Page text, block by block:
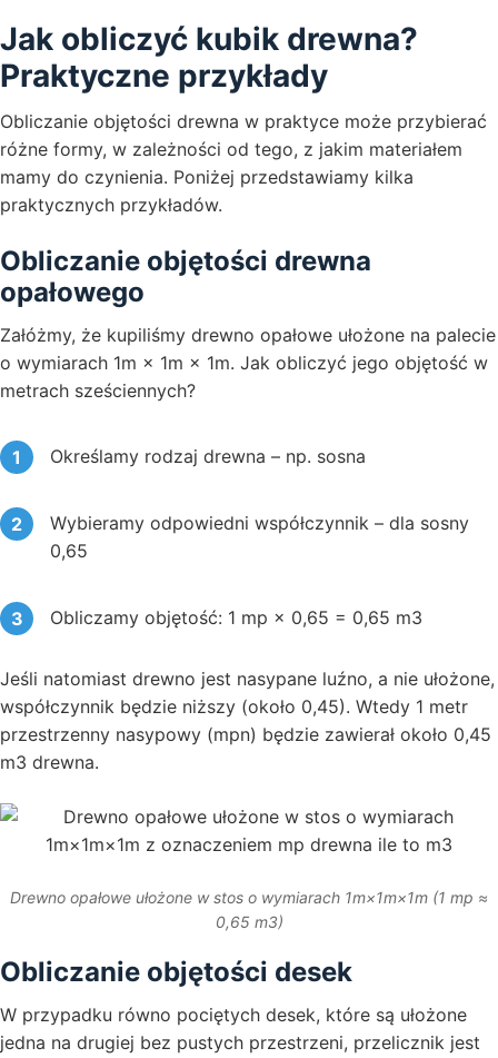
Jak obliczyć kubik drewna?
Praktyczne przykłady
Obliczanie objętości drewna w praktyce może przybierać
różne formy, w zależności od tego, z jakim materiałem
mamy do czynienia. Poniżej przedstawiamy kilka
praktycznych przykładów.
Obliczanie objętości drewna
opałowego
Załóżmy, że kupiliśmy drewno opałowe ułożone na palecie
o wymiarach 1m × 1m × 1m. Jak obliczyć jego objętość w
metrach sześciennych?
Określamy rodzaj drewna – np. sosna
Wybieramy odpowiedni współczynnik – dla sosny
0,65
Obliczamy objętość: 1 mp × 0,65 = 0,65 m3
Jeśli natomiast drewno jest nasypane luźno, a nie ułożone,
współczynnik będzie niższy (około 0,45). Wtedy 1 metr
przestrzenny nasypowy (mpn) będzie zawierał około 0,45
m3 drewna.
Drewno opałowe ułożone w stos o wymiarach 1m×1m×1m (1 mp ≈
0,65 m3)
Obliczanie objętości desek
W przypadku równo pociętych desek, które są ułożone
jedna na drugiej bez pustych przestrzeni, przelicznik jest